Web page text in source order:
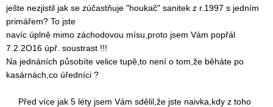
ješte nezjistil jak se zúčastňuje "houkač" sanitek z r.1997 s jedním
primářem? To jste
navíc úplně mimo záchodovou mísu,proto jsem Vám popřál
7.2.2O16 úpř. soustrast !!!
Na jednáních působíte velice tupě,to není o tom,že běháte po
kasárnách,co úředníci ?
Před více jak 5 léty jsem Vám sdělil,že jste naivka,kdy z toho